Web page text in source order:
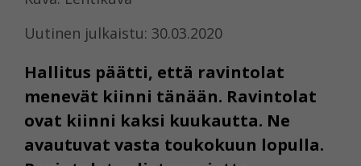
Uutinen julkaistu: 30.03.2020
Hallitus päätti, että ravintolat
menevät kiinni tänään. Ravintolat
ovat kiinni kaksi kuukautta. Ne
avautuvat vasta toukokuun lopulla.